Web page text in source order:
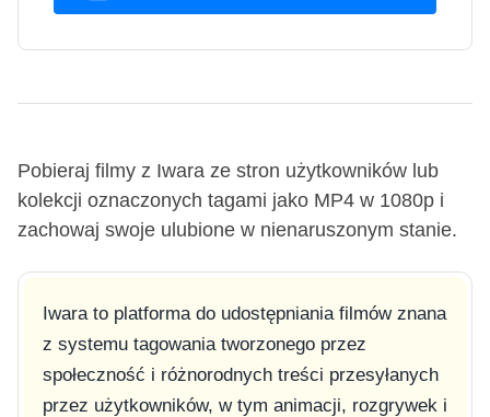
Pobieraj filmy z Iwara ze stron użytkowników lub
kolekcji oznaczonych tagami jako MP4 w 1080p i
zachowaj swoje ulubione w nienaruszonym stanie.
Iwara to platforma do udostępniania filmów znana
z systemu tagowania tworzonego przez
społeczność i różnorodnych treści przesyłanych
przez użytkowników, w tym animacji, rozgrywek i